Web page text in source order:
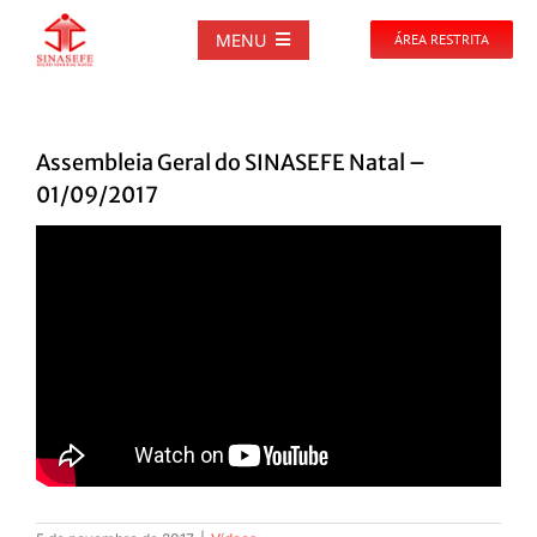
MENU
NOTÍCIAS
EVENTOS
ÁREA RESTRITA
Assembleia Geral do SINASEFE Natal –
01/09/2017